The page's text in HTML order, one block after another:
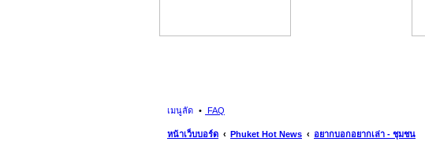
เมนูลัด FAQ
หน้าเว็บบอร์ด Phuket Hot News อยากบอกอยากเล่า - ชุมชน